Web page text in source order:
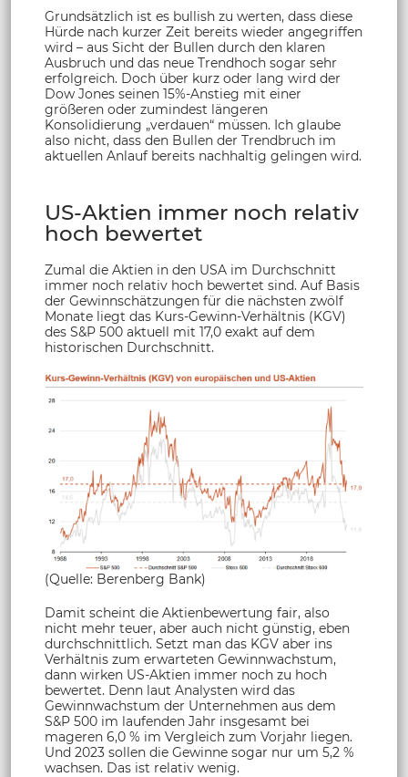
Grundsätzlich ist es bullish zu werten, dass diese
Hürde nach kurzer Zeit bereits wieder angegriffen
wird – aus Sicht der Bullen durch den klaren
Ausbruch und das neue Trendhoch sogar sehr
erfolgreich. Doch über kurz oder lang wird der
Dow Jones seinen 15%-Anstieg mit einer
größeren oder zumindest längeren
Konsolidierung „verdauen“ müssen. Ich glaube
also nicht, dass den Bullen der Trendbruch im
aktuellen Anlauf bereits nachhaltig gelingen wird.
US-Aktien immer noch relativ
hoch bewertet
Zumal die Aktien in den USA im Durchschnitt
immer noch relativ hoch bewertet sind. Auf Basis
der Gewinnschätzungen für die nächsten zwölf
Monate liegt das Kurs-Gewinn-Verhältnis (KGV)
des S&P 500 aktuell mit 17,0 exakt auf dem
historischen Durchschnitt.
(Quelle: Berenberg Bank)
Damit scheint die Aktienbewertung fair, also
nicht mehr teuer, aber auch nicht günstig, eben
durchschnittlich. Setzt man das KGV aber ins
Verhältnis zum erwarteten Gewinnwachstum,
dann wirken US-Aktien immer noch zu hoch
bewertet. Denn laut Analysten wird das
Gewinnwachstum der Unternehmen aus dem
S&P 500 im laufenden Jahr insgesamt bei
mageren 6,0 % im Vergleich zum Vorjahr liegen.
Und 2023 sollen die Gewinne sogar nur um 5,2 %
wachsen. Das ist relativ wenig.